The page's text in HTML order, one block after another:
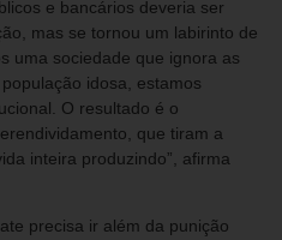
e bancários deveria ser
mas se tornou um labirinto de
uma sociedade que ignora as
idosa, estamos
O resultado é o
que tiram a
inteira produzindo”, afirma
precisa ir além da punição